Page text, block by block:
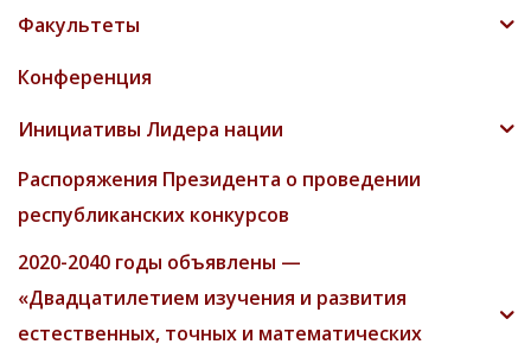
Факультеты
Конференция
Инициативы Лидера нации
Распоряжения Президента о проведении
республиканских конкурсов
2020-2040 годы объявлены —
«Двадцатилетием изучения и развития
естественных, точных и математических